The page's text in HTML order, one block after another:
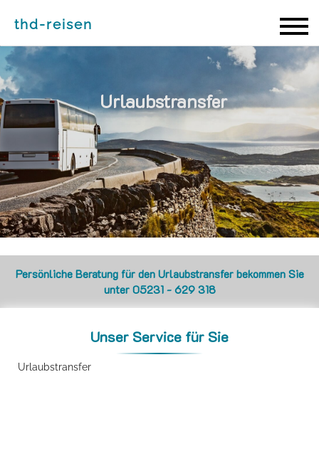
thd-reisen
Urlaubstransfer
Persönliche Beratung für den Urlaubstransfer bekommen Sie
unter 05231 - 629 318
Unser Service für Sie
Urlaubstransfer